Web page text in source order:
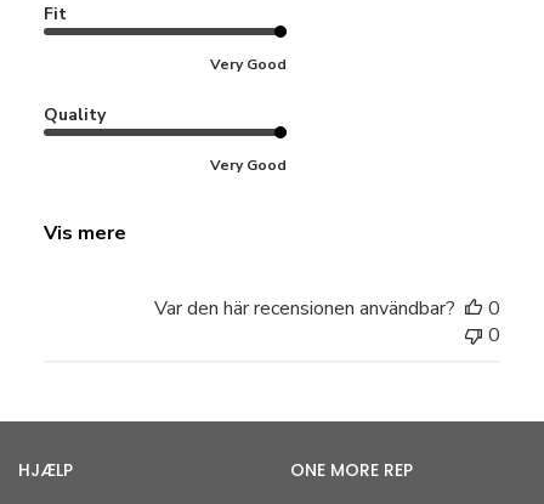
Fit
Very Good
Quality
Very Good
Vis mere
Var den här recensionen användbar?
0
0
HJÆLP ONE MORE REP